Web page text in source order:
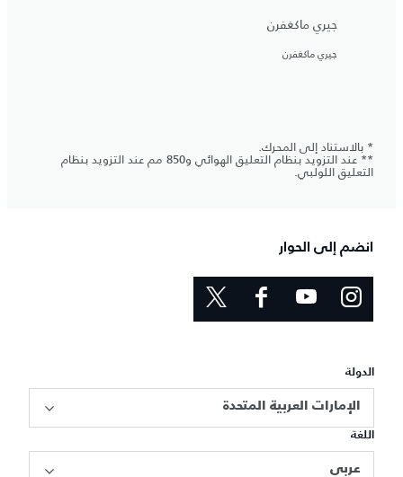
جيري ماكغفرن
جيري ماكغفرن
* بالاستناد إلى المحرك.
** عند التزويد بنظام التعليق الهوائي و850 مم عند التزويد بنظام
التعليق اللولبي.
انضم إلى الحوار
الدولة
الإمارات العربية المتحدة
اللغة
عربي